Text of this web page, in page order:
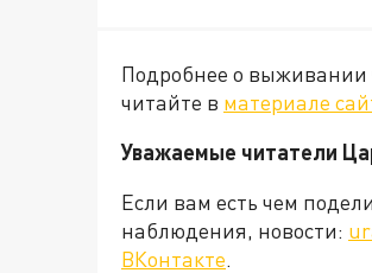
Подробнее о выживании
читайте в материале
Уважаемые читатели
Если вам есть чем
наблюдения, новости:
ВКонтакте.